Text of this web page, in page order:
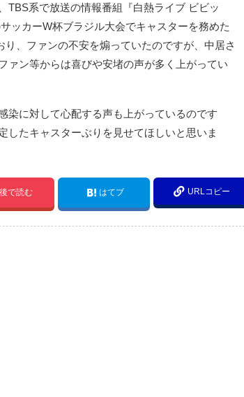
TBS系で放送の情報番組『白熱ライブ ビビッ
ッカーW杯ブラジル大会でキャスターを務めた
、ファンの不安を煽っていたのですが、中居さ
ァン等からは喜びや安堵の声が多く上がってい
染に対して心配する声も上がっているのです
したキャスターぶりを見せてほしいと思いま
後で読む はてブ URLコピー